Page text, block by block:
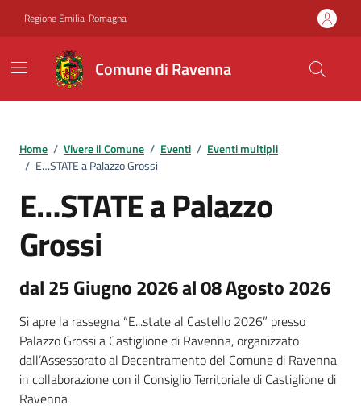
Regione Emilia-Romagna
Comune di Ravenna
Home / Vivere il Comune / Eventi / Eventi multipli
/ E…STATE a Palazzo Grossi
E…STATE a Palazzo
Grossi
dal 25 Giugno 2026 al 08 Agosto 2026
Si apre la rassegna “E...state al Castello 2026” presso
Palazzo Grossi a Castiglione di Ravenna, organizzato
dall’Assessorato al Decentramento del Comune di Ravenna
in collaborazione con il Consiglio Territoriale di Castiglione di
Ravenna